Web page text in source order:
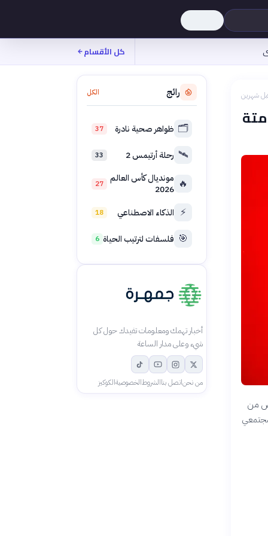
كل الأقسام
شهرين
من
رائج الكل
🗂️ ظواهر صحية نادرة 37
🛰️ رحلة أرتيمس 2 33
🔥 مونديال كأس العالم
2026
27
⚡ الذكاء الاصطناعي 18
🎯 فلسفات لترتيب الحياة 6
أخبار تهمك ومعلومات تفيدك حول كل
شيء وعلى مدار الساعة
من نحناتصل بناالشروطالخصوصيةالكوكيز